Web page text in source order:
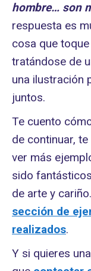
hombre… son
respuesta es
cosa que
tratándose de
una ilustración
juntos.
Te cuento
de continuar,
ver más
sido
de arte y
sección de
realizados.
Y si quieres